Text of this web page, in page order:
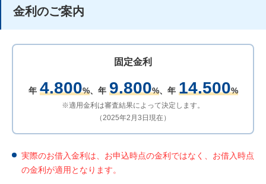
金利のご案内
固定金利
年 4.800%、 年 9.800%、 年 14.500%
※適用金利は審査結果によって決定します。
（2025年2月3日現在）
実際のお借入金利は、お申込時点の金利ではなく、お借入時点
の金利が適用となります。